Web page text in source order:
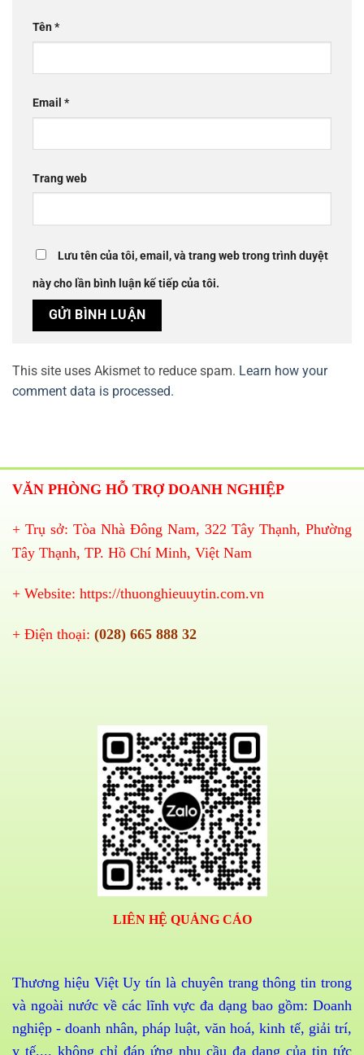
Tên*
Email *
Trang web
Lưu tên của tôi, email, và trang web trong trình duyệt
này cho lần bình luận kế tiếp của tôi.
This site uses Akismet to reduce spam. Learn how your
comment data is processed.
VĂN PHÒNG HỖ TRỢ DOANH NGHIỆP
+ Trụ sở: Tòa Nhà Đông Nam, 322 Tây Thạnh, Phường
Tây Thạnh, TP. Hồ Chí Minh, Việt Nam
+ Website: https://thuonghieuuytin.com.vn
+ Điện thoại: (028) 665 888 32
LIÊN HỆ QUẢNG CÁO
Thương hiệu Việt Uy tín là chuyên trang thông tin trong
và ngoài nước về các lĩnh vực đa dạng bao gồm: Doanh
nghiệp - doanh nhân, pháp luật, văn hoá, kinh tế, giải trí,
y tế,... không chỉ đáp ứng nhu cầu đa dạng của tin tức